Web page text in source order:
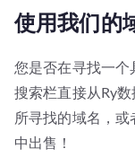
使用我们的
您是否在寻找一个
搜索栏直接从Ry
所寻找的域名，
中出售！